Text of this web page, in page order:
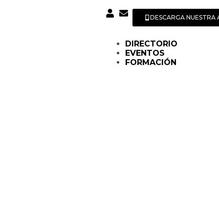
DESCARGA NUESTRA
DIRECTORIO
EVENTOS
FORMACIÓN